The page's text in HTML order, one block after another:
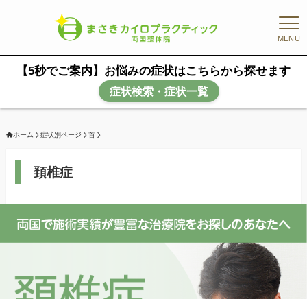
MENU
【5秒でご案内】お悩みの症状はこちらから探せます
症状検索・症状一覧
ホーム 症状別ページ 首
頚椎症